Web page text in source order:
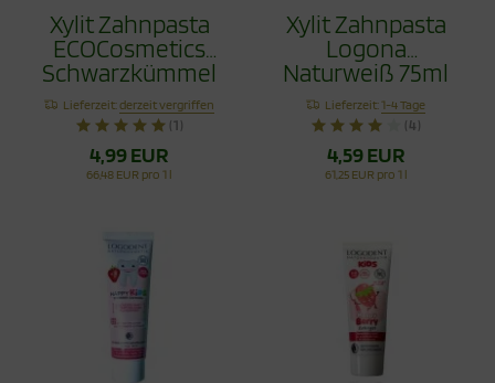
Xylit Zahnpasta
ECOCosmetics
Schwarzkümmel
Fluoridfrei 75ml
Lieferzeit:derzeit vergriffen
(1)
4,99 EUR
66,48 EUR pro 1 l
Xylit Zahnpasta
Logona
Naturweiß 75ml
Lieferzeit:1-4 Tage
(4)
4,59 EUR
61,25 EUR pro 1 l